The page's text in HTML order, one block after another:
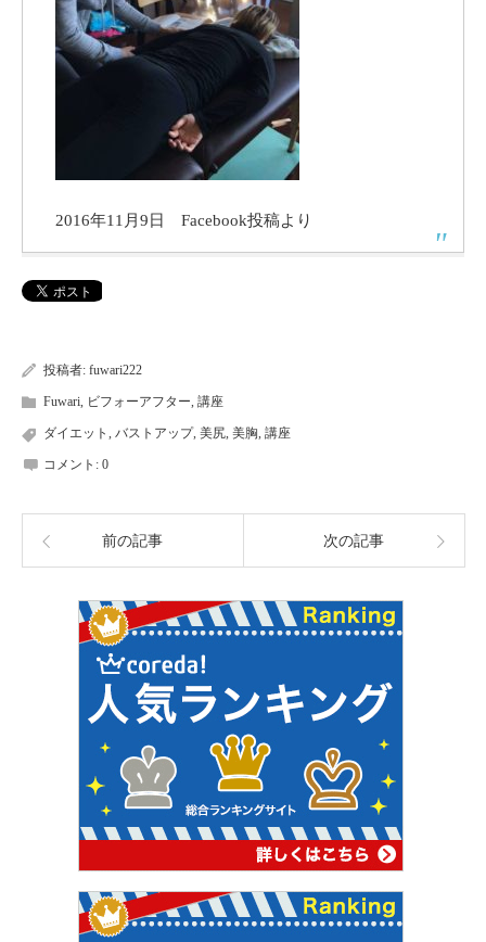
2016年11月9日 Facebook投稿より
投稿者: fuwari222
Fuwari, ビフォーアフター, 講座
ダイエット , バストアップ, 美尻, 美胸, 講座
コメント: 0
前の記事 次の記事